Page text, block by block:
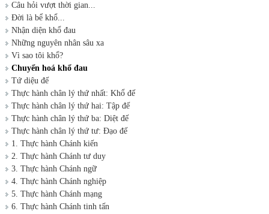
Câu hỏi vượt thời gian...
Đời là bể khổ...
Nhận diện khổ đau
Những nguyên nhân sâu xa
Vì sao tôi khổ?
Chuyển hoá khổ đau
Tứ diệu đế
Thực hành chân lý thứ nhất: Khổ đế
Thực hành chân lý thứ hai: Tập đế
Thực hành chân lý thứ ba: Diệt đế
Thực hành chân lý thứ tư: Đạo đế
1. Thực hành Chánh kiến
2. Thực hành Chánh tư duy
3. Thực hành Chánh ngữ
4. Thực hành Chánh nghiệp
5. Thực hành Chánh mạng
6. Thực hành Chánh tinh tấn